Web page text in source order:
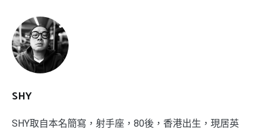
SHY
SHY取自本名簡寫，射手座，80後，香港出生，現居英